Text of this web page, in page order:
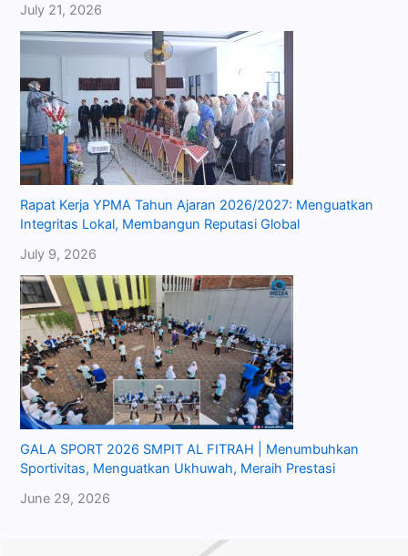
July 21, 2026
Rapat Kerja YPMA Tahun Ajaran 2026/2027: Menguatkan
Integritas Lokal, Membangun Reputasi Global
July 9, 2026
GALA SPORT 2026 SMPIT AL FITRAH | Menumbuhkan
Sportivitas, Menguatkan Ukhuwah, Meraih Prestasi
June 29, 2026